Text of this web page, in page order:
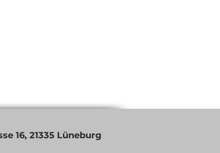
16, 21335 Lüneburg